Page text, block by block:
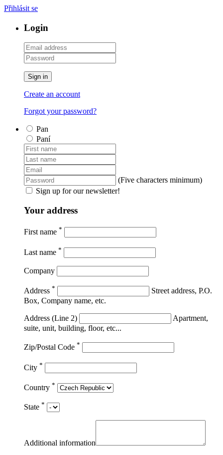
Přihlásit se
Login
Sign in
Create an account
Forgot your password?
Pan
Paní
(Five characters minimum)
Sign up for our newsletter!
Your address
First name *
Last name *
Company
Address *
Street address, P.O.
Box, Company name, etc.
Address (Line 2)
Apartment,
suite, unit, building, floor, etc...
Zip/Postal Code *
City *
Country *
State *
Additional information